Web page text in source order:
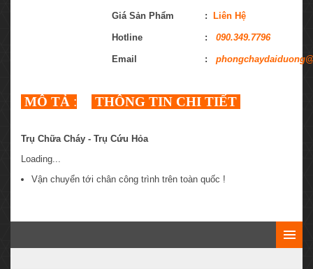
Giá Sản Phẩm : Liên Hệ
Hotline : 090.349.7796
Email :
MÔ TẢ : THÔNG TIN CHI TIẾT
Trụ Chữa Cháy - Trụ Cứu Hỏa
Loading...
Vận chuyển tới chân công trình trên toàn quốc !